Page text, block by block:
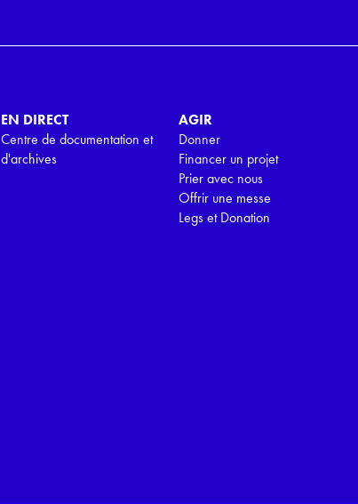
EN DIRECT
Centre de documentation et
d'archives
AGIR
Donner
Financer un projet
Prier avec nous
Offrir une messe
Legs et Donation